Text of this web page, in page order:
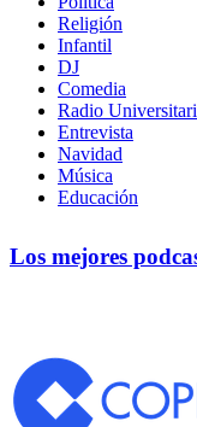
Religión
Infantil
DJ
Comedia
Radio
Entrevista
Navidad
Música
Educación
Los mejores